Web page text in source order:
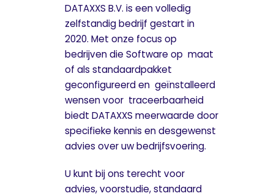
DATAXXS B.V. is een volledig
zelfstandig bedrijf gestart in
2020. Met onze focus op
bedrijven die Software op maat
of als standaardpakket
geconfigureerd en geïnstalleerd
wensen voor traceerbaarheid
biedt DATAXXS meerwaarde door
specifieke kennis en desgewenst
advies over uw bedrijfsvoering.
U kunt bij ons terecht voor
advies, voorstudie, standaard